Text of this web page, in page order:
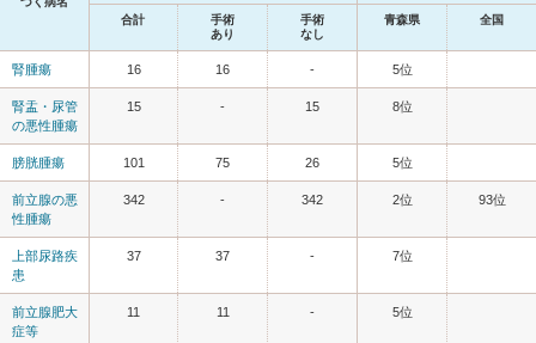
合計
手術
あり
手術
なし
青森県 全国
腎腫瘍 16 16 - 5位
腎盂・尿管
の悪性腫瘍
15 - 15 8位
膀胱腫瘍 101 75 26 5位
前立腺の悪
性腫瘍
342 - 342 2位 93位
上部尿路疾
患
37 37 - 7位
前立腺肥大
症等
11 11 - 5位